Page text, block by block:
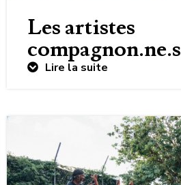
Les artistes
compagnon.ne.s
Lire la suite